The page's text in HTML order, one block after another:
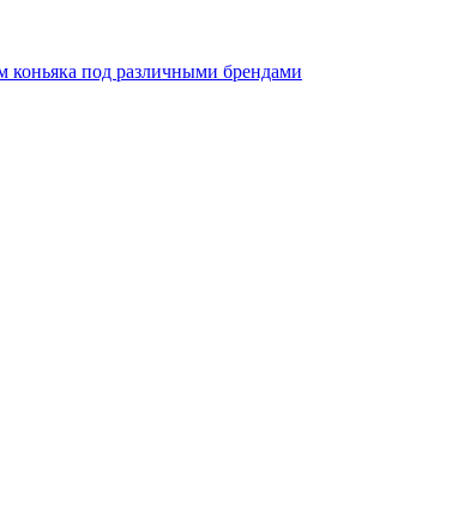
коньяка под различными брендами